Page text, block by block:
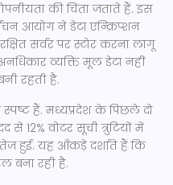
की चिंता जताते हैं. इस
आयोग नेडेटा एन्क्रिप्शन
सर्वर पर स्टोर करनालागू
व्यक्ति मूल डेटा नहीं
रहती है.
हैं. मध्यप्रदेश के पिछले दो
से 12% वोटर सूची त्रुटियों में
हुई. यह आँकड़े दर्शाते हैं कि
बना रही है.